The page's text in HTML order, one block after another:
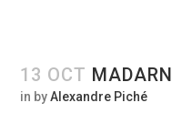
13 OCT
in byAlexandre Piché